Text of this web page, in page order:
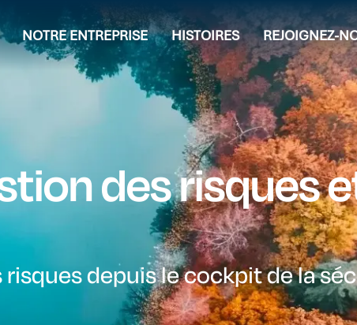
NOTRE ENTREPRISE HISTOIRES REJOIGNEZ-
des risques
depuis le cockpit de la